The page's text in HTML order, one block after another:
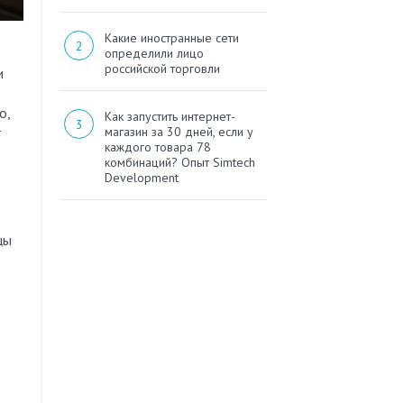
Какие иностранные сети
определили лицо
российской торговли
Как запустить интернет-
магазин за 30 дней, если у
каждого товара 78
комбинаций? Опыт Simtech
Development